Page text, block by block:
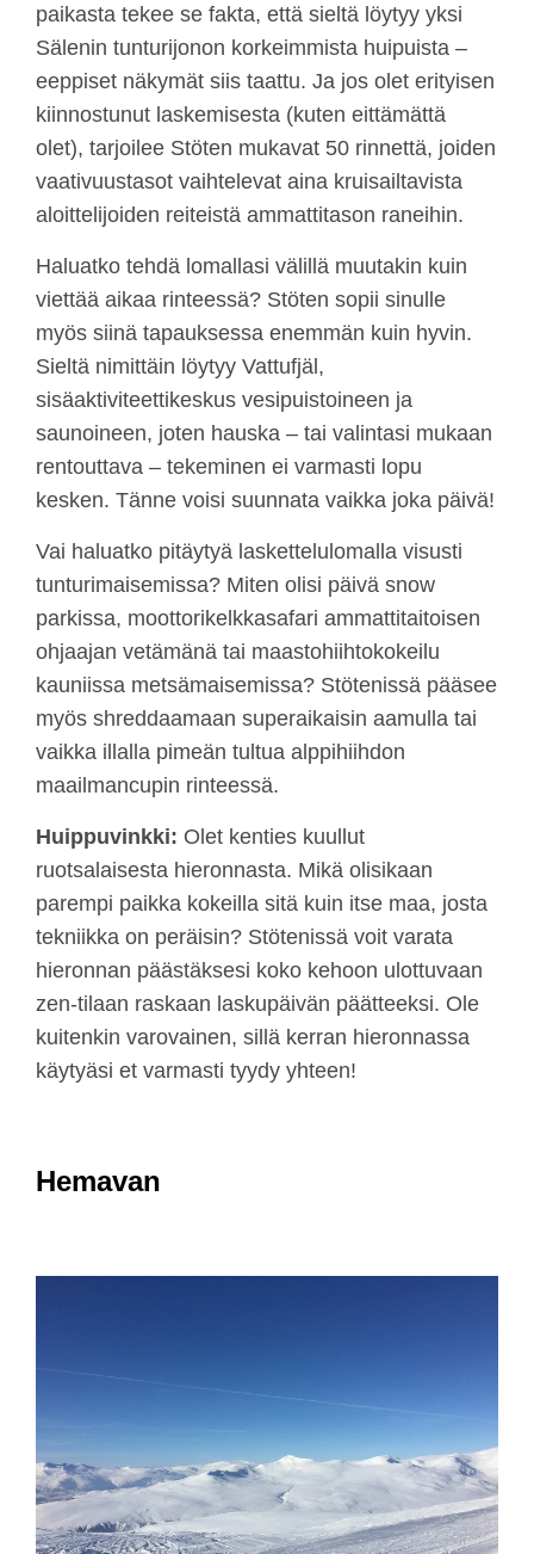
paikasta tekee se fakta, että sieltä löytyy yksi
Sälenin tunturijonon korkeimmista huipuista –
eeppiset näkymät siis taattu. Ja jos olet erityisen
kiinnostunut laskemisesta (kuten eittämättä
olet), tarjoilee Stöten mukavat 50 rinnettä, joiden
vaativuustasot vaihtelevat aina kruisailtavista
aloittelijoiden reiteistä ammattitason raneihin.
Haluatko tehdä lomallasi välillä muutakin kuin
viettää aikaa rinteessä? Stöten sopii sinulle
myös siinä tapauksessa enemmän kuin hyvin.
Sieltä nimittäin löytyy Vattufjäl,
sisäaktiviteettikeskus vesipuistoineen ja
saunoineen, joten hauska – tai valintasi mukaan
rentouttava – tekeminen ei varmasti lopu
kesken. Tänne voisi suunnata vaikka joka päivä!
Vai haluatko pitäytyä laskettelulomalla visusti
tunturimaisemissa? Miten olisi päivä snow
parkissa, moottorikelkkasafari ammattitaitoisen
ohjaajan vetämänä tai maastohiihtokokeilu
kauniissa metsämaisemissa? Stötenissä pääsee
myös shreddaamaan superaikaisin aamulla tai
vaikka illalla pimeän tultua alppihiihdon
maailmancupin rinteessä.
Huippuvinkki: Olet kenties kuullut
ruotsalaisesta hieronnasta. Mikä olisikaan
parempi paikka kokeilla sitä kuin itse maa, josta
tekniikka on peräisin? Stötenissä voit varata
hieronnan päästäksesi koko kehoon ulottuvaan
zen-tilaan raskaan laskupäivän päätteeksi. Ole
kuitenkin varovainen, sillä kerran hieronnassa
käytyäsi et varmasti tyydy yhteen!
Hemavan